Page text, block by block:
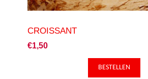
CROISSANT
€1,50